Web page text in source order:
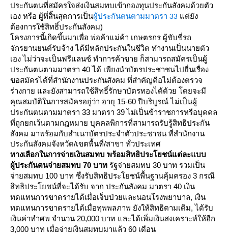
ประกันตนที่สมัครใจส่งเงินสมทบเข้ากองทุนประกันสังคมด้วยตัว
เอง หรือ ผู้ที่สิ้นสุดการเป็นผู้ประกันตนตามมาตรา 33 ต่ยัง
ต้องการใช้สิทธิ์ประกันสังคม)
ครงการนี้เกิดขึ้นมาเพื่อ พ่อค้าแม่ค้า เกษตรกร ผู้ขับขี่รถ
จักรยานยนต์รับจ้าง ได้มีหลักประกันในชีวิต ทำงานเป็นนายตัว
เอง ไม่ว่าจะเป็นฟรีแลนซ์ ทำการค้าขาย ก็สามารถสมัครเป็นผู้
ประกันตนตามมาตรา 40ได้ เพียงนำบัตรประชาชนไปยื่นเรื่อง
ขอสมัครได้ที่สำนักงานประกันสังคม ที่สำคัญคือไม่ต้องตรวจ
ร่างกาย และยังสามารถใช้สิทธิ์รักษาบัตรทองได้ด้วย โดยจะมี
คุณสมบัติในการสมัครอยู่ว่า อายุ 15-60 ปีบริบูรณ์ ไม่เป็นผู้
ประกันตนตามมาตรา 33 มาตรา 39 ไม่เป็นข้าราชการหรือบุคคล
ที่ถูกยกเว้นตามกฎหมาย บุคคลพิการที่สามารถรับรู้สิทธิประกัน
สังคม มาพร้อมกับสำเนาบัตรประจำตัวประชาชน ที่สำนักงาน
ประกันสังคมจังหวัด/เขตพื้นที่/สาขา ทั่วประเทศ
ทางเลือกในการจ่ายเงินสมทบ พร้อมสิทธิประโยชน์แต่ละแบบ
ผู้ประกันตนจ่ายสมทบ 70 บาท รัฐจ่ายสมทบ 30 บาท รวมเป็น
จ่ายสมทบ 100 บาท ซึ่งรับสิทธิประโยชน์พื้นฐานคุ้มครอง 3 กรณี
สิทธิประโยชน์ที่จะได้รับ จาก ประกันสังคม มาตรา 40 เงิน
ทดแทนการขาดรายได้เมื่อเจ็บป่วยและนอนโรงพยาบาล, เงิน
ทดแทนการขาดรายได้เมื่อทุพพลภาพ ยังให้สิทธิตามเดิม,ได้รับ
เงินค่าทำศพ จำนวน 20,000 บาท และได้เพิ่มเงินสงเคราะห์ให้อีก
3,000 บาท เมื่อจ่ายเงินสมทบมาแล้ว 60 เดือน